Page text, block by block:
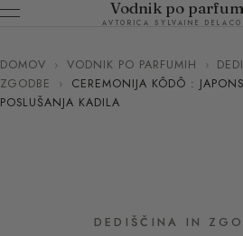
Vodnik po
AVTORICA SYLVAINE
DOMOV › VODNIK PO PARFUMIH ›
ZGODBE
›
CEREMONIJA KÔDÔ :
POSLUŠANJA KADILA
DEDIŠČINA IN